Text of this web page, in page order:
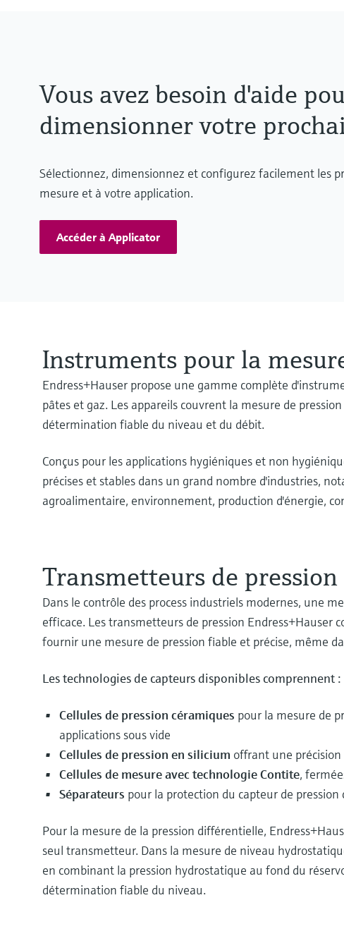
Vous avez besoin d'aide
dimensionner votre
Sélectionnez, dimensionnez et configurez facilement les
mesure et à votre application.
Accéder à Applicator
Instruments pour la
Endress+Hauser propose une gamme complète
pâtes et gaz. Les appareils couvrent la mesure de
détermination fiable du niveau et du débit.
Conçus pour les applications hygiéniques et non
précises et stables dans un grand nombre d'industries,
agroalimentaire, environnement, production d'énergie,
Transmetteurs de pression
Dans le contrôle des process industriels modernes, une
efficace. Les transmetteurs de pression Endress+Hauser
fournir une mesure de pression fiable et précise, même
Les technologies de capteurs disponibles comprennent :
Cellules de pression céramiques pour la mesure de
applications sous vide
Cellules de pression en silicium offrant une
Cellules de mesure avec technologie Contite,
Séparateurs pour la protection du capteur de
Pour la mesure de la pression différentielle,
seul transmetteur. Dans la mesure de niveau
en combinant la pression hydrostatique au fond du
détermination fiable du niveau.